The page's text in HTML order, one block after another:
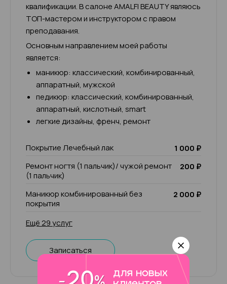
квалификации. В салоне AMALFI BEAUTY являюсь
ТОП-мастером и инструктором с правом
преподавания.
Основным направлением моей работы
является:
маникюр: классический, комбинированный,
аппаратный, мужской
педикюр: классический, комбинированный,
аппаратный, кислотный, smart
легкие дизайны, френч, ремонт
Покрытие Лечебный лак
1 000 ₽
Ремонт ногтя (1 пальчик)/ чужой ремонт
(1 пальчик)
200 ₽
Маникюр комбинированный без
покрытия
2 000 ₽
Ещё 29 услуг
Записаться